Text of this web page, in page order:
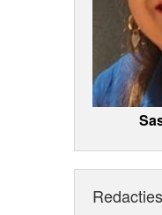
Redacties